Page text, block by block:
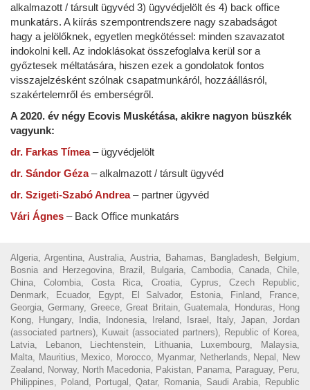
alkalmazott / társult ügyvéd 3) ügyvédjelölt és 4) back office
munkatárs. A kiírás szempontrendszere nagy szabadságot
hagy a jelölőknek, egyetlen megkötéssel: minden szavazatot
indokolni kell. Az indoklásokat összefoglalva kerül sor a
győztesek méltatására, hiszen ezek a gondolatok fontos
visszajelzésként szólnak csapatmunkáról, hozzáállásról,
szakértelemről és emberségről.
A 2020. év négy Ecovis Muskétása, akikre nagyon büszkék
vagyunk:
dr. Farkas Tímea– ügyvédjelölt
dr. Sándor Géza– alkalmazott / társult ügyvéd
dr. Szigeti-Szabó Andrea– partner ügyvéd
Vári Ágnes – Back Office munkatárs
Algeria, Argentina, Australia, Austria, Bahamas, Bangladesh, Belgium,
Bosnia and Herzegovina, Brazil, Bulgaria, Cambodia, Canada, Chile,
China, Colombia, Costa Rica, Croatia, Cyprus, Czech Republic,
Denmark, Ecuador, Egypt, El Salvador, Estonia, Finland, France,
Georgia, Germany, Greece, Great Britain, Guatemala, Honduras, Hong
Kong, Hungary, India, Indonesia, Ireland, Israel, Italy, Japan, Jordan
(associated partners), Kuwait (associated partners), Republic of Korea,
Latvia, Lebanon, Liechtenstein, Lithuania, Luxembourg, Malaysia,
Malta, Mauritius, Mexico, Morocco, Myanmar, Netherlands, Nepal, New
Zealand, Norway, North Macedonia, Pakistan, Panama, Paraguay, Peru,
Philippines, Poland, Portugal, Qatar, Romania, Saudi Arabia, Republic